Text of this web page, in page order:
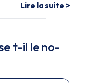
Lire la suite >
t-il le no-